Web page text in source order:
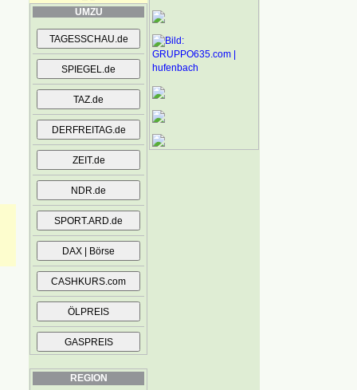
UMZU
REGION